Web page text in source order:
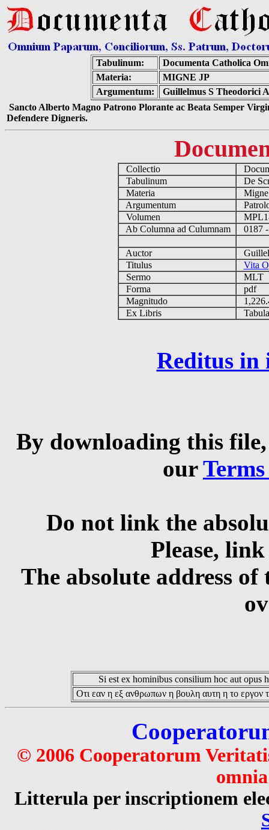
Tabulinum:
Documenta Catholica
Materia:
MIGNE JP
Argumentum:
Guillelmus S Theodorici
Sancto Alberto Magno Patrono Plorante ac Beata Semper
Defendere Digneris.
Collectio
Tabulinum
De
Materia
Argumentum
Volumen
Ab Columna ad Culumnam
0187
Auctor
Titulus
Vita
Sermo
MLT
Forma
pdf
Magnitudo
Ex Libris
Reditus in
By downloading this
our
Do not link the
Please,
The absolute address
Si est ex hominibus consilium hoc aut opus
Οτι εαν η εξ ανθρωπων η βουλη αυτη η το εργον
© 2006 Cooperatorum
Litterula per inscriptionem